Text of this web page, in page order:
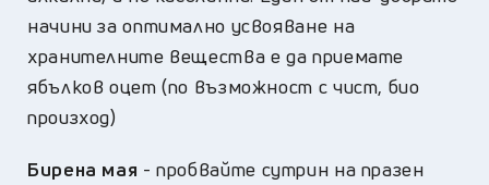
начини за оптимално усвояване на
хранителните вещества е да приемате
ябълков оцет (по възможност с чист, био
произход)
Бирена мая - пробвайте сутрин на празен